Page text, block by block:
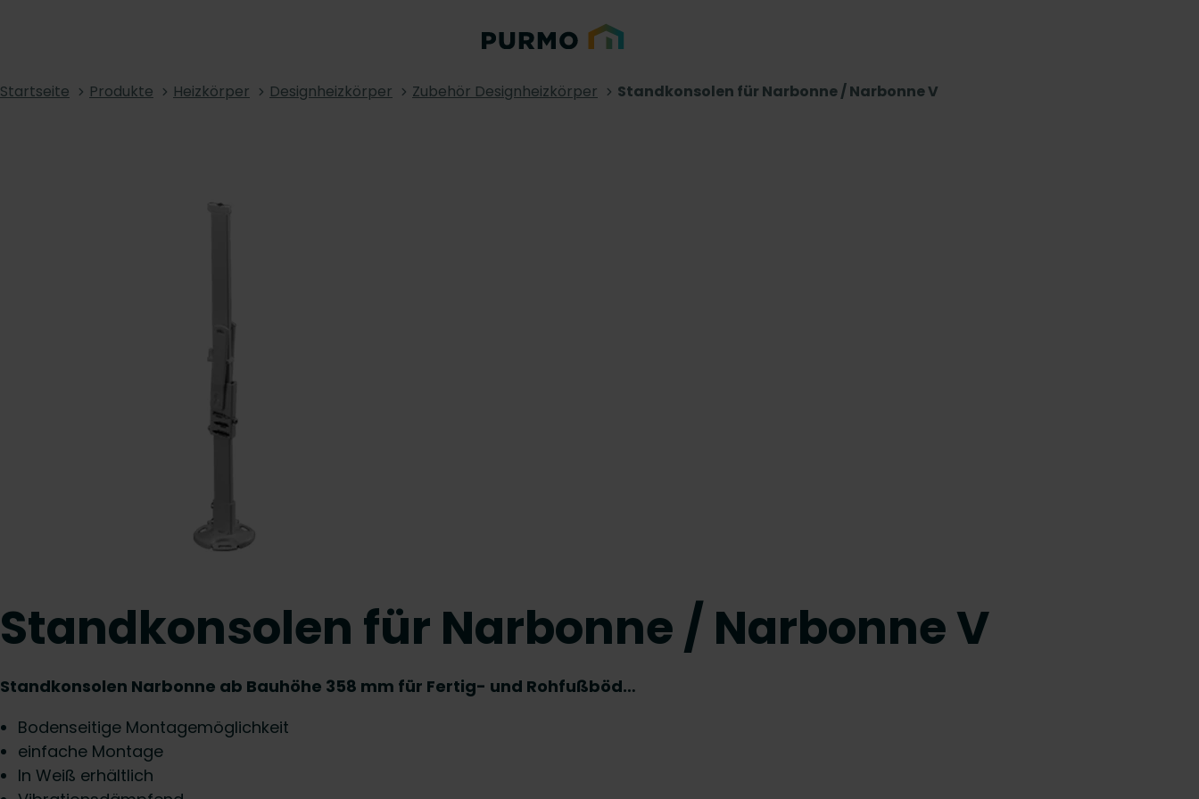
Startseite Produkte Heizkörper Designheizkörper Zubehör Designheizkörper Standkonsolen für Narbonne / Narbonne V
Standkonsolen für Narbonne / Narbonne V
Standkonsolen Narbonne ab Bauhöhe 358 mm für Fertig- und Rohfußböd…
Bodenseitige Montagemöglichkeit
einfache Montage
In Weiß erhältlich